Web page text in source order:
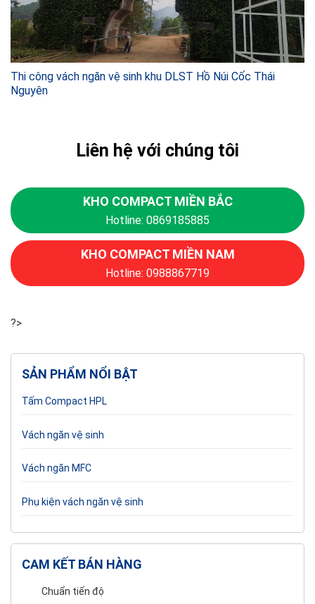
Thi công vách ngăn vệ sinh khu DLST Hồ Núi Cốc Thái
Nguyên
Liên hệ với chúng tôi
KHO COMPACT MIỀN BẮC
Hotline: 0869185885
KHO COMPACT MIỀN NAM
Hotline: 0988867719
?>
SẢN PHẨM NỔI BẬT
Tấm Compact HPL
Vách ngăn vệ sinh
Vách ngăn MFC
Phụ kiện vách ngăn vệ sinh
CAM KẾT BÁN HÀNG
Chuẩn tiến độ